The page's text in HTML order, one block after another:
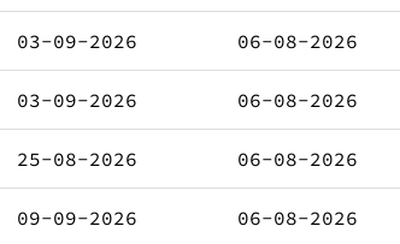
03-09-2026 06-08-2026
03-09-2026 06-08-2026
25-08-2026 06-08-2026
09-09-2026 06-08-2026